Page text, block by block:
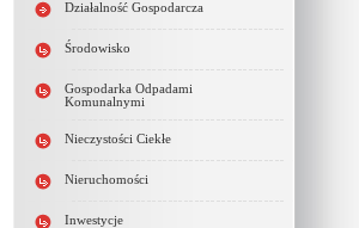
Działalność Gospodarcza
Środowisko
Gospodarka Odpadami
Komunalnymi
Nieczystości Ciekłe
Nieruchomości
Inwestycje